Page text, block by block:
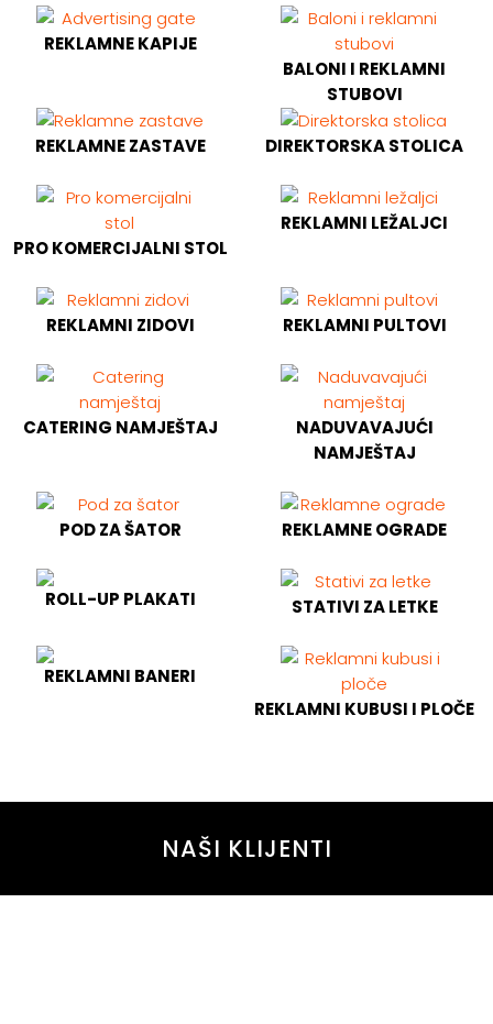
REKLAMNE KAPIJE
BALONI I REKLAMNI
STUBOVI
REKLAMNE ZASTAVE DIREKTORSKA STOLICA
PRO KOMERCIJALNI STOL
REKLAMNI LEŽALJCI
REKLAMNI ZIDOVI REKLAMNI PULTOVI
CATERING NAMJEŠTAJ
NADUVAVAJUĆI
NAMJEŠTAJ
POD ZA ŠATOR REKLAMNE OGRADE
ROLL-UP PLAKATI STATIVI ZA LETKE
REKLAMNI BANERI
REKLAMNI KUBUSI I PLOČE
NAŠI KLIJENTI